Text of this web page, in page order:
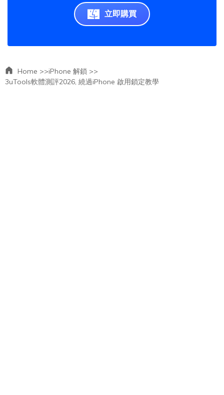
立即購買
Home >>iPhone 解鎖 >>
3uTools軟體測評2026, 繞過iPhone 啟用鎖定教學